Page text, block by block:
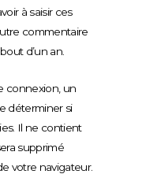
à saisir ces
commentaire
d’un an.
connexion, un
déterminer si
Il ne contient
supprimé
votre navigateur.